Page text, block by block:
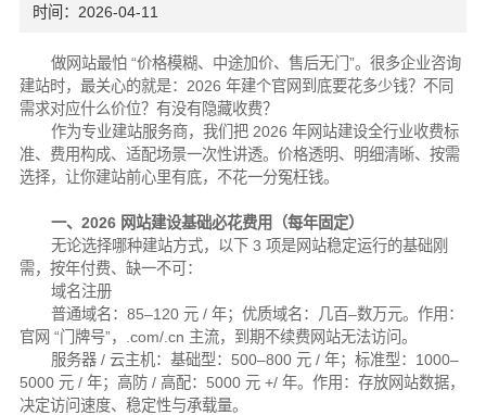
时间：2026-04-11
做网站最怕 “价格模糊、中途加价、售后无门”。很多企业咨询
建站时，最关心的就是：2026 年建个官网到底要花多少钱？不同
需求对应什么价位？有没有隐藏收费？
作为专业建站服务商，我们把 2026 年网站建设全行业收费标
准、费用构成、适配场景一次性讲透。价格透明、明细清晰、按需
选择，让你建站前心里有底，不花一分冤枉钱。
一、2026 网站建设基础必花费用（每年固定）
无论选择哪种建站方式，以下 3 项是网站稳定运行的基础刚
需，按年付费、缺一不可：
域名注册
普通域名：85–120 元 / 年； 优质域名：几百–数万元。作用：
官网 “门牌号”，.com/.cn 主流，到期不续费网站无法访问。
服务器 / 云主机：基础型：500–800 元 / 年； 标准型：1000–
5000 元 / 年； 高防 / 高配：5000 元 +/ 年。作用：存放网站数据，
决定访问速度、稳定性与承载量。